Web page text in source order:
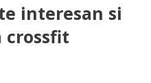
interesan si
crossfit